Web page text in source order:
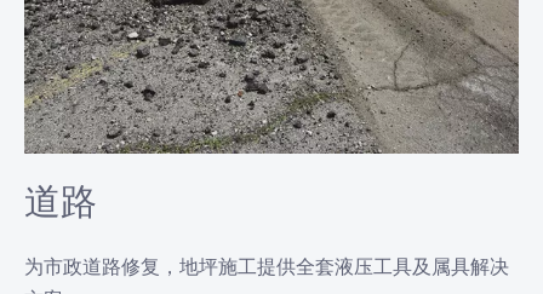
道路
为市政道路修复，地坪施工提供全套液压工具及属具解决